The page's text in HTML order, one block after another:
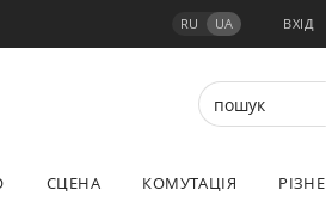
RU UA ВХІД
СЦЕНА КОМУТАЦІЯ РІЗНЕ